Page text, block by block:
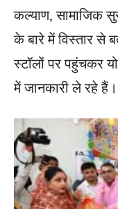
कल्याण, सामाजिक
के बारे में विस्तार से
स्टॉलों पर पहुंचकर
में जानकारी ले रहे हैं।